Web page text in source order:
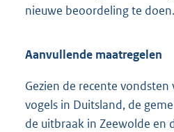
nieuwe beoordeling te doen.
Aanvullende maatregelen
Gezien de recente
vogels in Duitsland, de
de uitbraak in Zeewolde en